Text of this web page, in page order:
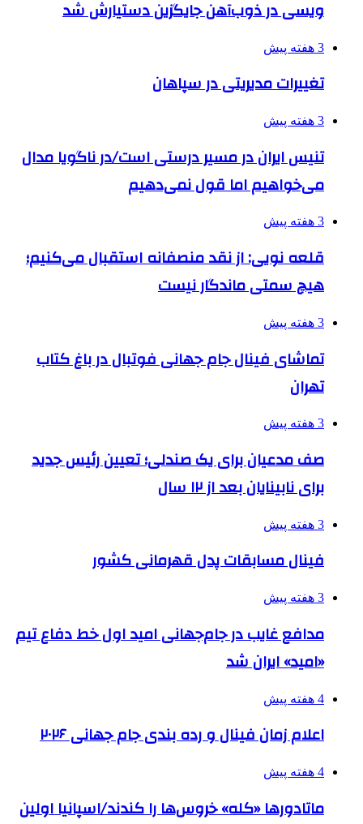
ویسی در ذوب‌آهن جایگزین دستیارش شد
3 هفته پیش
تغییرات مدیریتی در سپاهان
3 هفته پیش
تنیس ایران در مسیر درستی است/در ناگویا مدال
می‌خواهیم اما قول نمی‌دهیم
3 هفته پیش
قلعه نویی: از نقد منصفانه استقبال می‌کنیم؛
هیچ سمتی ماندگار نیست
3 هفته پیش
تماشای فینال جام جهانی فوتبال در باغ کتاب
تهران
3 هفته پیش
صف مدعیان برای یک صندلی؛ تعیین رئیس جدید
برای نابینایان بعد از ۱۲ سال
3 هفته پیش
فینال مسابقات پدل قهرمانی کشور
3 هفته پیش
مدافع غایب در جام‌جهانی امید اول خط دفاع تیم
«امید» ایران شد
4 هفته پیش
اعلام زمان فینال و رده بندی جام جهانی ۲۰۲۶
4 هفته پیش
ماتادورها «کله» خروس‌ها را کندند/اسپانیا اولین